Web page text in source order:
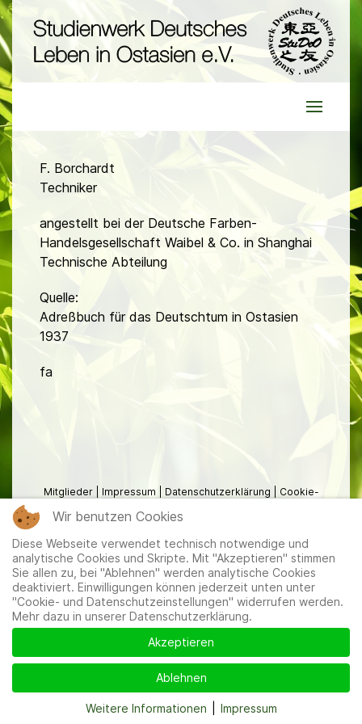
F. Borchardt
Techniker
angestellt bei der Deutsche Farben-
Handelsgesellschaft Waibel & Co. in Shanghai
Technische Abteilung
Quelle:
Adreßbuch für das Deutschtum in Ostasien
1937
fa
Mitglieder Impressum Datenschutzerklärung
Cookie-
Wir benutzen Cookies
Diese Webseite verwendet technisch notwendige und
analytische Cookies und Skripte. Mit "Akzeptieren" stimmen
Sie allen zu, bei "Ablehnen" werden analytische Cookies
deaktiviert. Einwilligungen können jederzeit unten unter
"Cookie- und Datenschutzeinstellungen" widerrufen werden.
Mehr dazu in unserer Datenschutzerklärung.
Akzeptieren
Ablehnen
Weitere Informationen Impressum